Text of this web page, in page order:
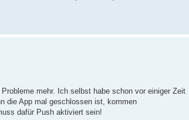
mehr. Ich selbst habe schon vor einiger Zeit
die App mal geschlossen ist, kommen
dafür Push aktiviert sein!